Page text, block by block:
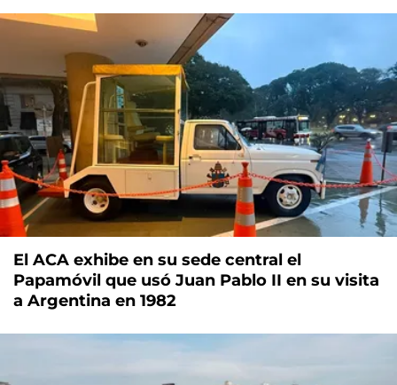
El ACA exhibe en su sede central el
Papamóvil que usó Juan Pablo II en su visita
a Argentina en 1982